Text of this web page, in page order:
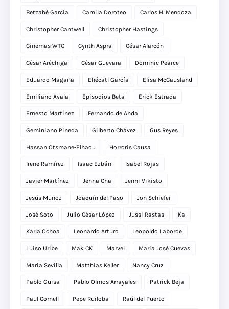
Betzabé García Camila Doroteo Carlos H. Mendoza
Christopher Cantwell Christopher Hastings
Cinemas WTC Cynth Aspra César Alarcón
César Aréchiga César Guevara Dominic Pearce
Eduardo Magaña Ehécatl García Elisa McCausland
Emiliano Ayala Episodios Beta Erick Estrada
Ernesto Martínez Fernando de Anda
Geminiano Pineda Gilberto Chávez Gus Reyes
Hassan Otsmane-Elhaou Horroris Causa
Irene Ramírez Isaac Ezbán Isabel Rojas
Javier Martínez Jenna Cha Jenni Vikistö
Jesús Muñoz Joaquín del Paso Jon Schiefer
José Soto Julio César López Jussi Rastas Ka
Karla Ochoa Leonardo Arturo Leopoldo Laborde
Luiso Uribe Mak CK Marvel María José Cuevas
María Sevilla Matthias Keller Nancy Cruz
Pablo Guisa Pablo Olmos Arrayales Patrick Beja
Paul Cornell Pepe Ruiloba Raúl del Puerto